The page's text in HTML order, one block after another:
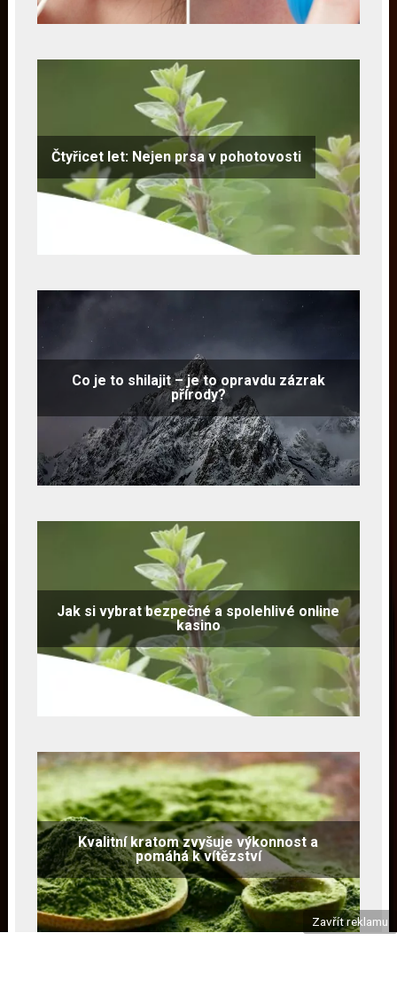
Čtyřicet let: Nejen prsa v pohotovosti
Co je to shilajit – je to opravdu zázrak
přírody?
Jak si vybrat bezpečné a spolehlivé online
kasino
Kvalitní kratom zvyšuje výkonnost a
pomáhá k vítězství
Zavřít reklamu